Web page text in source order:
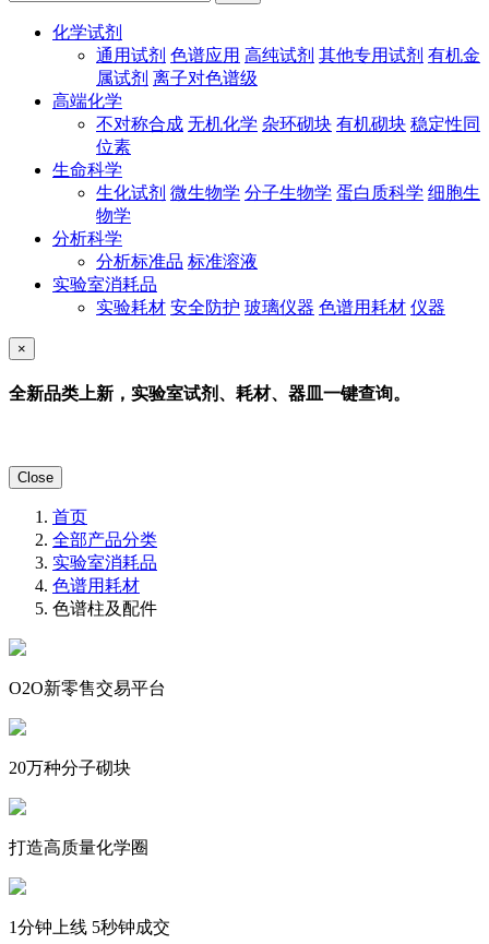
化学试剂
通用试剂 色谱应用 高纯试剂 其他专用试剂 有机金
属试剂 离子对色谱级
高端化学
不对称合成 无机化学 杂环砌块 有机砌块 稳定性同
位素
生命科学
生化试剂 微生物学 分子生物学 蛋白质科学 细胞生
物学
分析科学
分析标准品 标准溶液
实验室消耗品
实验耗材 安全防护 玻璃仪器 色谱用耗材 仪器
×
全新品类上新，实验室试剂、耗材、器皿一键查询。
Close
首页
全部产品分类
实验室消耗品
色谱用耗材
色谱柱及配件
O2O新零售交易平台
20万种分子砌块
打造高质量化学圈
1分钟上线 5秒钟成交